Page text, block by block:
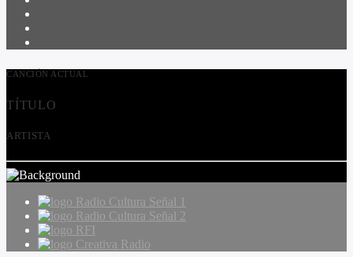
CANCIÓN ACTUAL
TÍTULO
ARTISTA
Radio Cultura Señal 1
Radio Cultura Señal 2
RFI
Creativa Radio